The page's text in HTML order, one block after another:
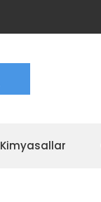
Kimyasallar